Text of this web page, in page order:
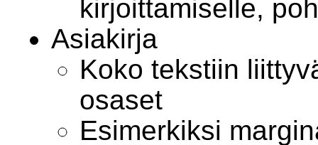
kirjoittamiselle,
Asiakirja
Koko tekstiin
osaset
Esimerkiksi